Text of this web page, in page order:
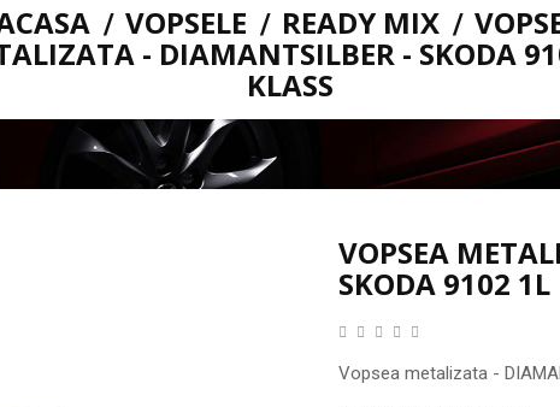
VOPSELE READY MIX
- DIAMANTSILBER - SKODA
KLASS
VOPSEA
SKODA 9102 1L
Vopsea metalizata -